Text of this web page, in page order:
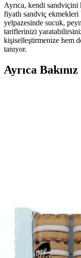
Ayrıca, kendi sandviçini
fiyatlı sandviç
yelpazesinde sucuk,
tariflerinizi
kişiselleştirmenize hem
tanıyor.
Ayrıca Bakınız
görürken, mayonez, acı
tercih edilir.
Sandviç
Kalmasını